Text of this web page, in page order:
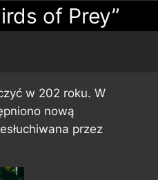
of Prey”
w 202 roku. W
nową
przez